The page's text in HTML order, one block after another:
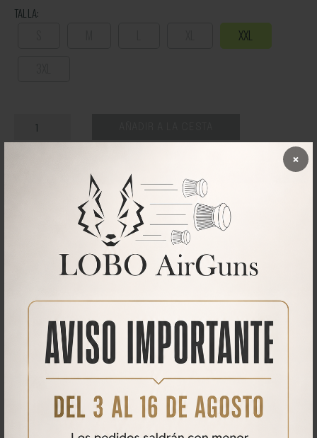
×
TALLA:
XXL
DESCRIPCIÓN
Tapacosturas reforzadas en el cuello
Cuello de punto acanalado con elastano
Estilo clásico
Consultar imagen de tallas para la altura y anchura en cm.
Qué opinan nuestros clientes